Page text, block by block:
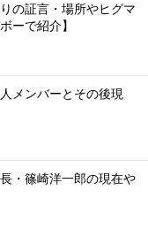
の証言・場所やヒグマ
ーで紹介】
メンバーとその後現
・篠崎洋一郎の現在や